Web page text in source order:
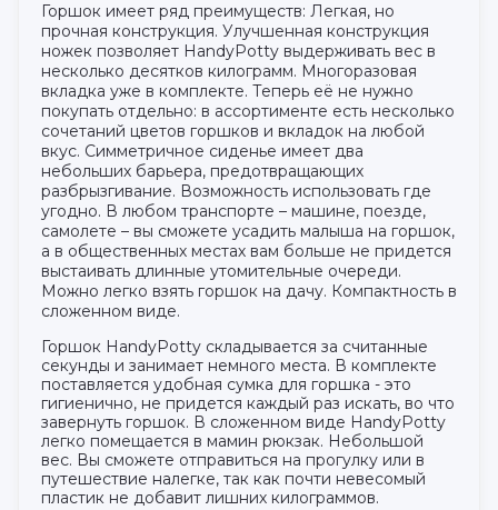
Горшок имеет ряд преимуществ: Легкая, но
прочная конструкция. Улучшенная конструкция
ножек позволяет HandyPotty выдерживать вес в
несколько десятков килограмм. Многоразовая
вкладка уже в комплекте. Теперь её не нужно
покупать отдельно: в ассортименте есть несколько
сочетаний цветов горшков и вкладок на любой
вкус. Симметричное сиденье имеет два
небольших барьера, предотвращающих
разбрызгивание. Возможность использовать где
угодно. В любом транспорте – машине, поезде,
самолете – вы сможете усадить малыша на горшок,
а в общественных местах вам больше не придется
выстаивать длинные утомительные очереди.
Можно легко взять горшок на дачу. Компактность в
сложенном виде.
Горшок HandyPotty складывается за считанные
секунды и занимает немного места. В комплекте
поставляется удобная сумка для горшка - это
гигиенично, не придется каждый раз искать, во что
завернуть горшок. В сложенном виде HandyPotty
легко помещается в мамин рюкзак. Небольшой
вес. Вы сможете отправиться на прогулку или в
путешествие налегке, так как почти невесомый
пластик не добавит лишних килограммов.